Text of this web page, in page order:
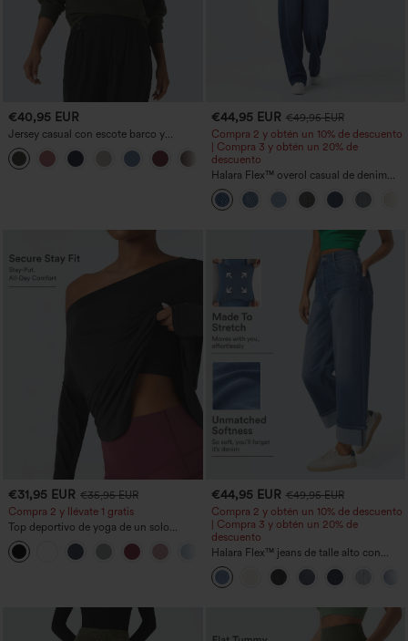
€40,95 EUR
Jersey casual con escote barco y
mangas murciélago
€44,95 EUR €49,95 EUR
Compra 2 y obtén un 10% de descuento
| Compra 3 y obtén un 20% de
descuento
Halara Flex™ overol casual de denim
lavado con escote en V y bolsillos
€31,95 EUR €35,95 EUR
Compra 2 y llévate 1 gratis
Top deportivo de yoga de un solo
hombro, manga larga con agujero para
el pulgar, dobladillo curvo estilo high-
low (frente más corto, espalda más
+3
€44,95 EUR €49,95 EUR
Compra 2 y obtén un 10% de descuento
| Compra 3 y obtén un 20% de
descuento
Halara Flex™ jeans de talle alto con
bolsillos, dobladillo enrollado, pierna
ancha y efecto lavado, estilo casual